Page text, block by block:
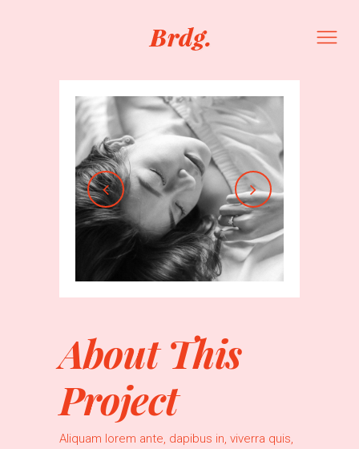
About This
Project
Aliquam lorem ante, dapibus in, viverra quis,